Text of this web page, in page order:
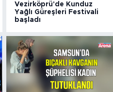
Vezirköprü'de Kunduz
Yağlı Güreşleri Festivali
başladı